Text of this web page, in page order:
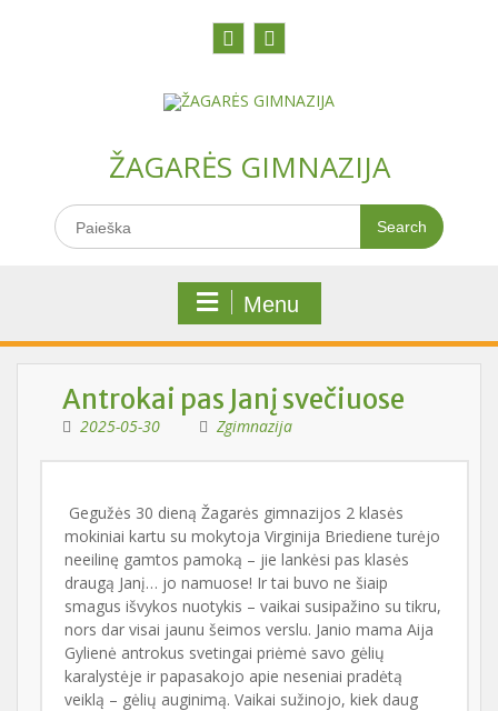
ŽAGARĖS GIMNAZIJA
Search
for:
Menu
Antrokai pas Janį svečiuose
2025-05-30 Zgimnazija
Gegužės 30 dieną Žagarės gimnazijos 2 klasės
mokiniai kartu su mokytoja Virginija Briediene turėjo
neeilinę gamtos pamoką – jie lankėsi pas klasės
draugą Janį… jo namuose! Ir tai buvo ne šiaip
smagus išvykos nuotykis – vaikai susipažino su tikru,
nors dar visai jaunu šeimos verslu. Janio mama Aija
Gylienė antrokus svetingai priėmė savo gėlių
karalystėje ir papasakojo apie neseniai pradėtą
veiklą – gėlių auginimą. Vaikai sužinojo, kiek daug